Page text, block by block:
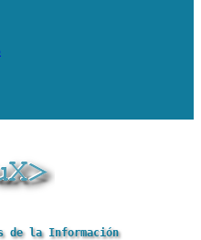
de la Información